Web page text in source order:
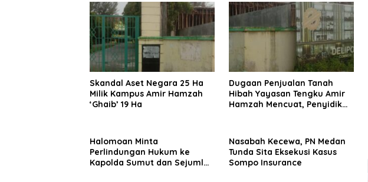
Skandal Aset Negara 25 Ha
Milik Kampus Amir Hamzah
‘Ghaib’ 19 Ha
Dugaan Penjualan Tanah
Hibah Yayasan Tengku Amir
Hamzah Mencuat, Penyidik
Halomoan Minta
Perlindungan Hukum ke
Kapolda Sumut dan Sejumlah
Nasabah Kecewa, PN Medan
Tunda Sita Eksekusi Kasus
Sompo Insurance